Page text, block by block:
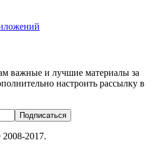
важные и лучшие материалы за
настроить рассылку в
Подписаться
2017.